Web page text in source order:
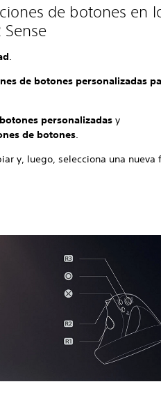
de botones en
.
de botones personalizadas
personalizadas y
de botones.
y, luego, selecciona una nueva